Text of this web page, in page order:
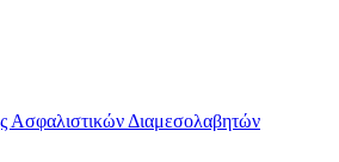
Ασφαλιστικών Διαμεσολαβητών